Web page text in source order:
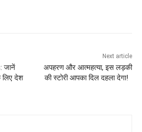
जानें
लिए देश
Next article
अपहरण और आत्महत्या, इस लड़की
की स्टोरी आपका दिल दहला देगा!